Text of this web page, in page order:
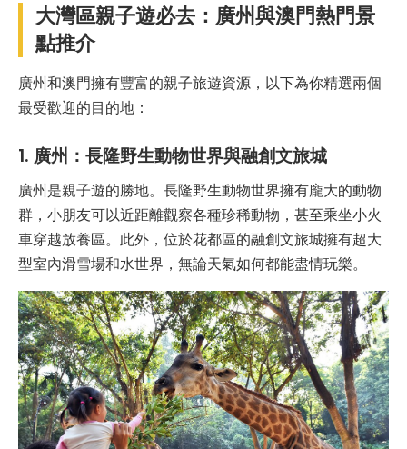
大灣區親子遊必去：廣州與澳門熱門景
點推介
廣州和澳門擁有豐富的親子旅遊資源，以下為你精選兩個
最受歡迎的目的地：
1. 廣州：長隆野生動物世界與融創文旅城
廣州是親子遊的勝地。長隆野生動物世界擁有龐大的動物
群，小朋友可以近距離觀察各種珍稀動物，甚至乘坐小火
車穿越放養區。此外，位於花都區的融創文旅城擁有超大
型室內滑雪場和水世界，無論天氣如何都能盡情玩樂。